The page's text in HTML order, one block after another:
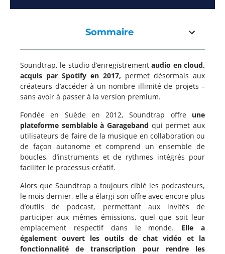
Sommaire
Soundtrap, le studio d’enregistrementaudio en cloud,
acquis par Spotify en 2017, permet désormais aux
créateurs d’accéder à un nombre illimité de projets –
sans avoir à passer à la version premium.
Fondée en Suède en 2012, Soundtrap offre une
plateforme semblable à Garageband qui permet aux
utilisateurs de faire de la musique en collaboration ou
de façon autonome et comprend un ensemble de
boucles, d’instruments et de rythmes intégrés pour
faciliter le processus créatif.
Alors que Soundtrap a toujours ciblé les podcasteurs,
le mois dernier, elle a élargi son offre avec encore plus
d’outils de podcast, permettant aux invités de
participer aux mêmes émissions, quel que soit leur
emplacement respectif dans le monde. Elle a
également ouvert les outils de chat vidéo et la
fonctionnalité de transcription pour rendre les